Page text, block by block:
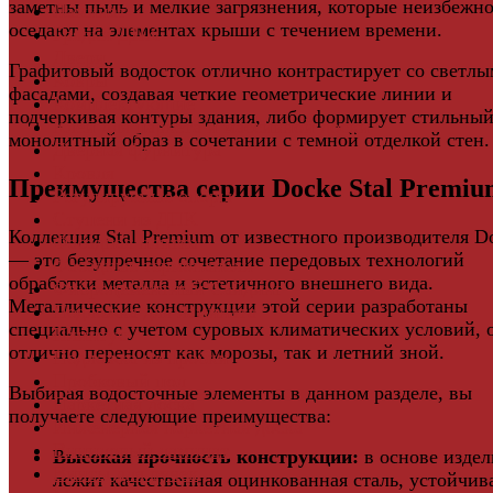
заметны пыль и мелкие загрязнения, которые неизбежно
оседают на элементах крыши с течением времени.
Графитовый водосток отлично контрастирует со
фасадами, создавая четкие геометрические линии и
подчеркивая контуры здания, либо формирует стильный
монолитный образ в сочетании с темной отделкой стен.
Преимущества серии Docke Stal
Коллекция Stal Premium от известного производителя
— это безупречное сочетание передовых технологий
обработки металла и эстетичного внешнего вида.
Металлические конструкции этой серии разработаны
специально с учетом суровых климатических условий,
отлично переносят как морозы, так и летний зной.
Выбирая водосточные элементы в данном разделе, вы
получаете следующие преимущества:
Высокая прочность конструкции: в основе
лежит качественная оцинкованная сталь,
Ламинат
Грядки ДПК
Ковры
Комплектующие
Клей для паркета и массивной доски
Дверная фурнитура
Регулируемые опоры
Фасадная плитка
Фасадные термопанели
Фиброцементный Сайдинг
Подложка для ламината
Плинтус
Подложка из пробки
Паркетная доска
Инженерная паркетная доска
Виниловый ламинат
Винты для ручек